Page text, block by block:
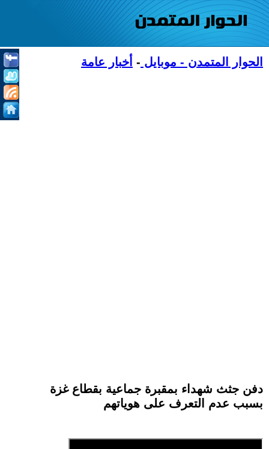
الحوار المتمدن - موبايل - أخبار عامة
دفن جثث شهداء بمقبرة جماعية بقطاع غزة
بسبب عدم التعرف على هوياتهم